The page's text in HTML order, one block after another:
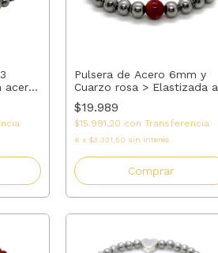
acero
y
Pulsera de Acero 6mm y
Cuarzo rosa > Elastizada a
Medida - Ajuste Perfecto
$19.989
$15.991,20 con Transferencia
6 x $3.331,50 sin interés
Comprar